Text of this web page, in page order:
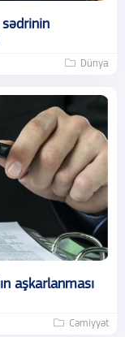
Dünya
aşkarlanması
Cəmiyyət